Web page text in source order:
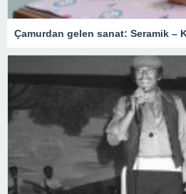
Çamurdan gelen sanat: Seramik –